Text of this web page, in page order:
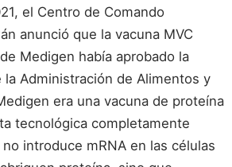
el Centro de Comando
anunció que la vacuna MVC
Medigen había aprobado la
la Administración de Alimentos y
era una vacuna de proteína
tecnológica completamente
introduce mRNA en las células